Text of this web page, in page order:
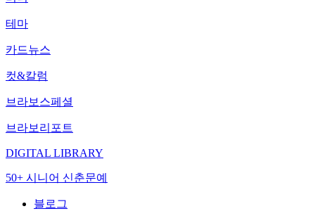
테마
카드뉴스
컷&칼럼
브라보스페셜
브라보리포트
DIGITAL LIBRARY
50+ 시니어 신춘문예
블로그